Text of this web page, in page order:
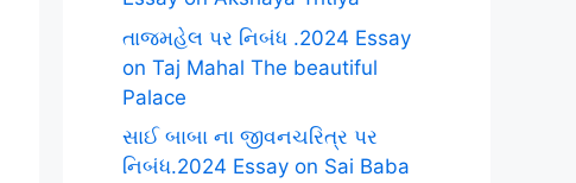
તાજમહેલ પર નિબંધ .2024 Essay
on Taj Mahal The beautiful
Palace
સાઈ બાબા ના જીવનચરિત્ર પર
નિબંધ.2024 Essay on Sai Baba